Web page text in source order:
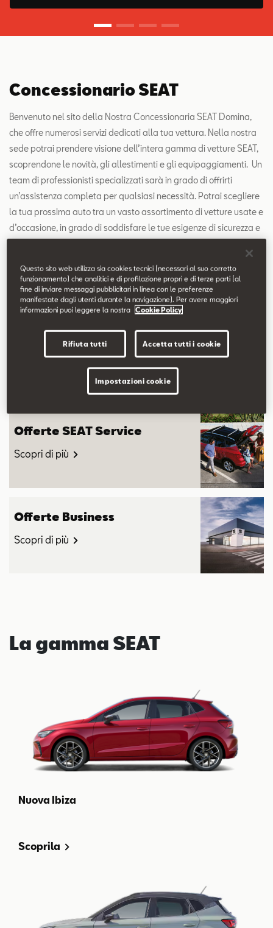
Concessionario SEAT
Benvenuto nel sito della Nostra Concessionaria SEAT Domina,
che offre numerosi servizi dedicati alla tua vettura. Nella nostra
sede potrai prendere visione dell’intera gamma di vetture SEAT,
scoprendone le novità, gli allestimenti e gli equipaggiamenti. Un
team di professionisti specializzati sarà in grado di offrirti
un’assistenza completa per qualsiasi necessità. Potrai scegliere
la tua prossima auto tra un vasto assortimento di vetture usate e
d’occasione, in grado di soddisfare le tue esigenze di sicurezza e
Scopri di più su "Concessionario SEAT".
Offerte SEAT
Offerte SEAT Service
Scopri di più
Offerte Business
Scopri di più
La gamma SEAT
Nuova Ibiza
Scoprila
Questo sito web utilizza sia cookies tecnici (necessari al suo corretto
funzionamento) che analitici e di profilazione propri e di terze parti (al
fine di inviare messaggi pubblicitari in linea con le preferenze
manifestate dagli utenti durante la navigazione). Per avere maggiori
informazioni puoi leggere la nostra
Cookie Policy
Rifiuta tutti Accetta tutti i cookie
Impostazioni cookie